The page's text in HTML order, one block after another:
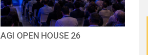
AGI OPEN HOUSE 26